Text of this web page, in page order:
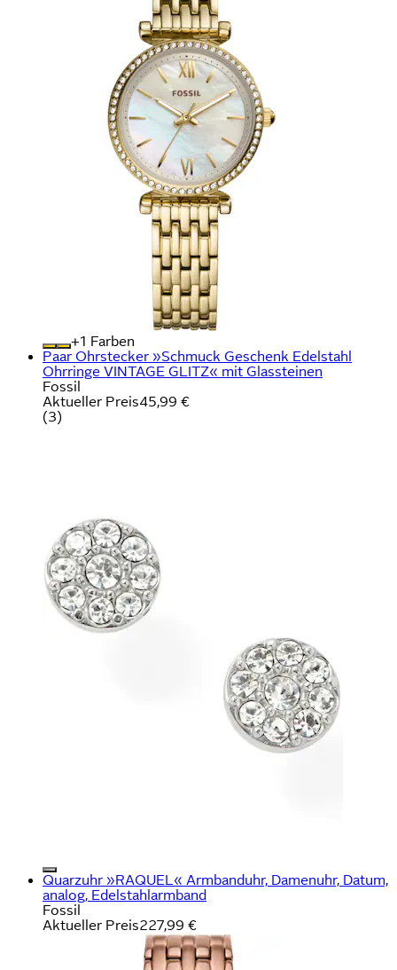
+
Farben
Paar Ohrstecker »Schmuck Geschenk Edelstahl
Ohrringe VINTAGE GLITZ« mit Glassteinen
Fossil
Aktueller Preis45,99 €
(3)
Quarzuhr »RAQUEL« Armbanduhr, Damenuhr, Datum,
analog, Edelstahlarmband
Fossil
Aktueller Preis227,99 €